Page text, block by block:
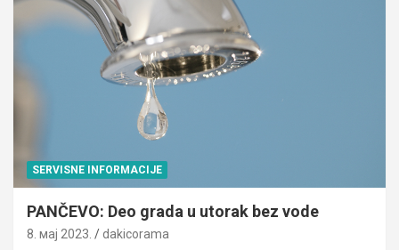
SERVISNE INFORMACIJE
PANČEVO: Deo grada u utorak bez vode
8. мај 2023. dakicorama